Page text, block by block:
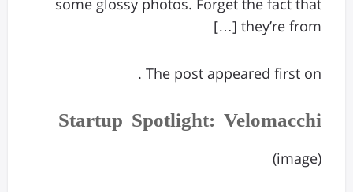
they’re from […]
The post appeared first on .
Startup Spotlight: Velomacchi
(image)